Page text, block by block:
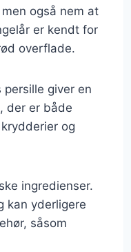
også nem at
er kendt for
overflade.
giver en
der er både
og
ingredienser.
kan yderligere
såsom